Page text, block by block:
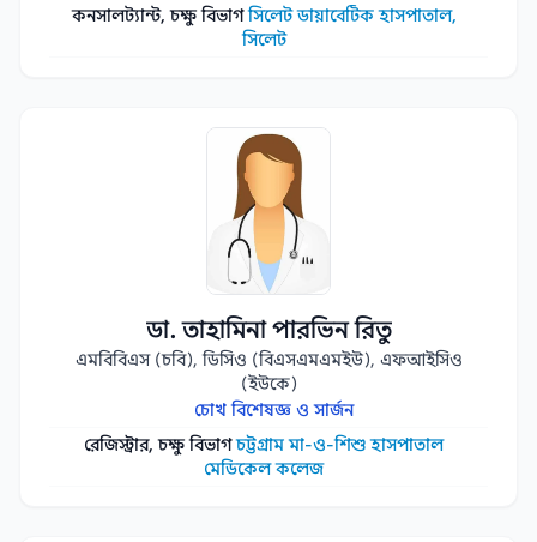
কনসালট্যান্ট, চক্ষু বিভাগসিলেট ডায়াবেটিক হাসপাতাল,
সিলেট
ডা. তাহামিনা পারভিন রিতু
এমবিবিএস (চবি), ডিসিও (বিএসএমএমইউ), এফআইসিও
(ইউকে)
চোখ বিশেষজ্ঞ ও সার্জন
রেজিস্ট্রার, চক্ষু বিভাগচট্টগ্রাম মা-ও-শিশু হাসপাতাল
মেডিকেল কলেজ